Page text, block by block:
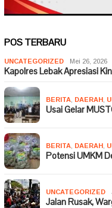
POS TERBARU
UNCATEGORIZED Mei 26, 2026
Kapolres Lebak Apresiasi
BERITA DAERAH
Usai Gelar
BERITA DAERAH
Potensi UMKM
UNCATEGORIZED
Jalan Rusak,